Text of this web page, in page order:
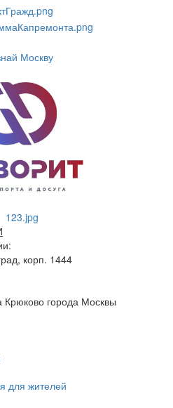
корп. 1444
Крюково города Москвы
для жителей